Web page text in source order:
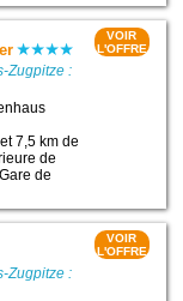
Zugpitze :
7,5 km de
de
de
VOIR
L'OFFRE
Zugpitze :
VOIR
L'OFFRE